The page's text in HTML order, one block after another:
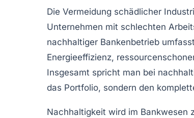
Die Vermeidung schädlicher
Unternehmen mit schlechten
nachhaltiger Bankenbetrieb
Energieeffizienz,
Insgesamt spricht man bei
das Portfolio, sondern den
Nachhaltigkeit wird im Bankwesen